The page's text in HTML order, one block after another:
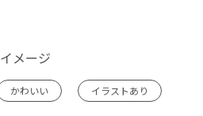
イメージ
かわいい イラストあり